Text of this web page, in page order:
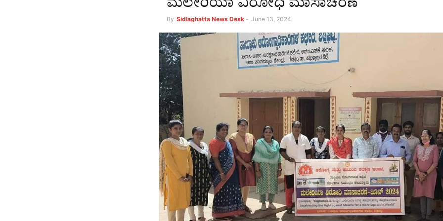
By Sidlaghatta News Desk - June 13, 2024